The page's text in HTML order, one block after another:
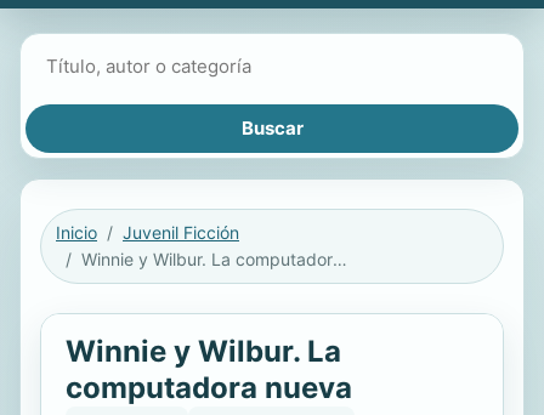
Inicio
Juvenil Ficción
Winnie y Wilbur. La computadora nueva
Winnie y Wilbur. La
computadora nueva